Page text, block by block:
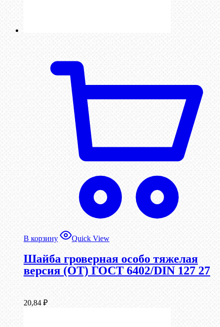
В корзину Quick View
Шайба гроверная особо тяжелая
версия (ОТ) ГОСТ 6402/DIN 127 27
20,84 ₽